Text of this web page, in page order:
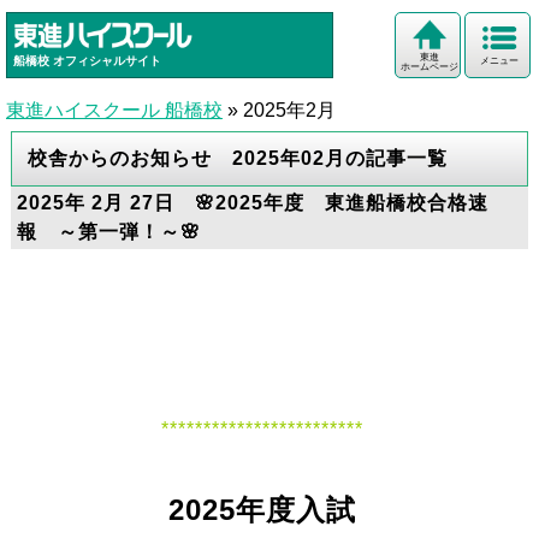
船橋校 オフィシャルサイト メニュー
東進
ホームページ
東進ハイスクール 船橋校 » 2025年2月
校舎からのお知らせ 2025年02月の記事一覧
2025年 2月 27日 🌸2025年度 東進船橋校合格速
報 ～第一弾！～🌸
************************
2025年度入試